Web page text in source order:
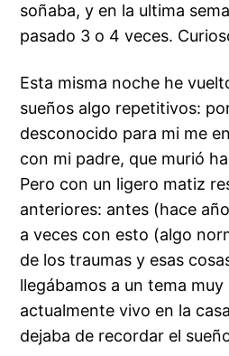
soñaba, y en la ultima
pasado 3 o 4 veces.
Esta misma noche he
sueños algo repetitivos:
desconocido para mi me
con mi padre, que murió
Pero con un ligero matiz
anteriores: antes (hace
a veces con esto (algo
de los traumas y esas
llegábamos a un tema
actualmente vivo en la
dejaba de recordar el